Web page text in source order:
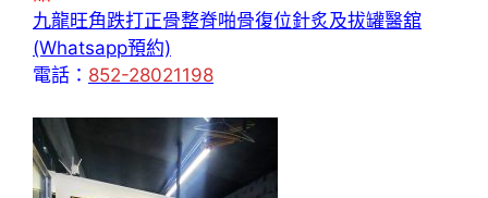
九龍旺角跌打正骨整脊啪骨復位針炙及拔罐醫舘
(Whatsapp預約)
電話： 852-28021198